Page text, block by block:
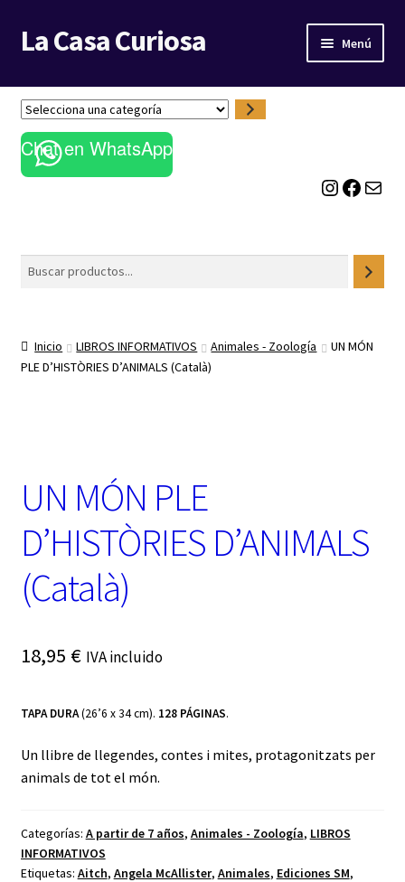
Ir
a
navegación
Ir
al
La Casa Curiosa Menú
LIBRERÍA
BLOG
S
e
l
e
a
c
Chat en WhatsApp
Instagram Facebook Correo electrónico
Buscar
Inicio LIBROS INFORMATIVOS Animales - Zoología
UN MÓN
PLE D’HISTÒRIES D’ANIMALS (Català)
UN MÓN PLE
D’HISTÒRIES D’ANIMALS
(Català)
18,95 € IVA incluido
TAPA DURA(26’6 x 34 cm). 128 PÁGINAS.
Un llibre de llegendes, contes i mites, protagonitzats per
animals de tot el món.
Categorías: A partir de 7 años, Animales - Zoología, LIBROS
INFORMATIVOS
Etiquetas: Aitch, Angela McAllister, Animales, Ediciones SM,